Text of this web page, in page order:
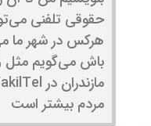
حقوقی تلفنی
هرکس در شهر ما
باش می‌گویم مثل
مردم بیشتر است